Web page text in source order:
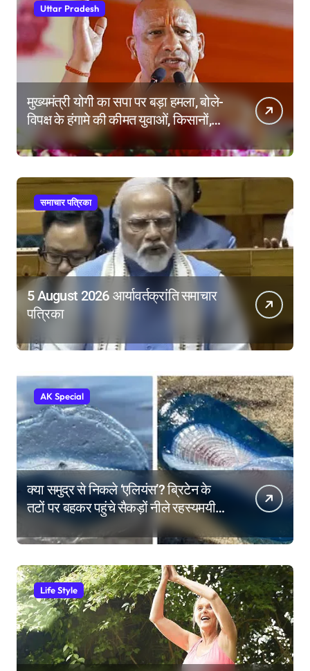
Uttar Pradesh
मुख्यमंत्री योगी का सपा पर बड़ा हमला, बोले-
विपक्ष के हंगामे की कीमत युवाओं, किसानों,
महिलाओं और गरीबों ने चुकाई
समाचार पत्रिका
5 August 2026 आर्यावर्तक्रांति समाचार
पत्रिका
AK Special
क्या समुद्र से निकले ‘एलियंस’? ब्रिटेन के
तटों पर बहकर पहुंचे सैकड़ों नीले रहस्यमयी
Life Style